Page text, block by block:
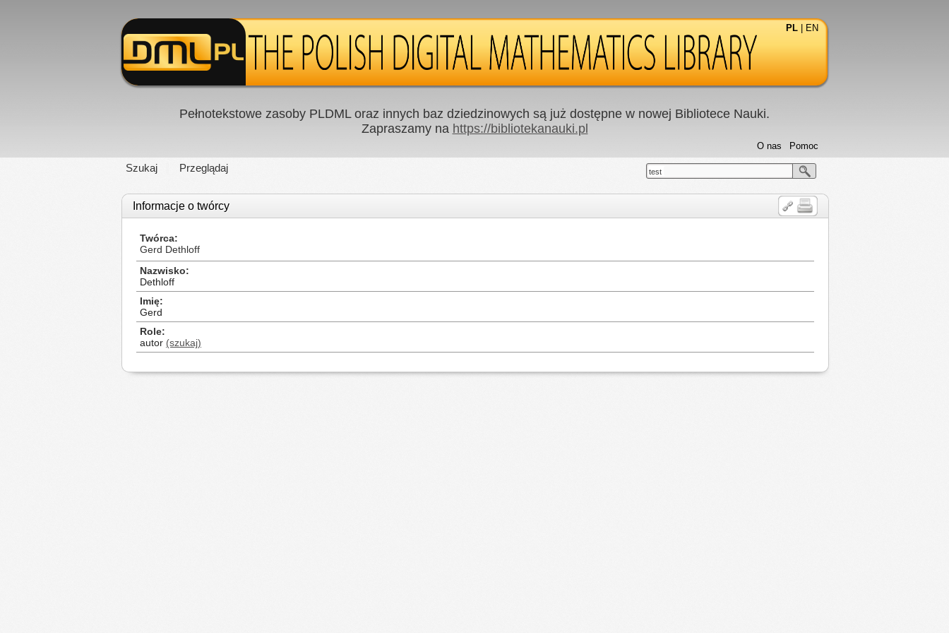
PL EN
Pełnotekstowe zasoby PLDML oraz innych baz dziedzinowych są już dostępne w nowej Bibliotece Nauki.
Zapraszamy na https://bibliotekanauki.pl
Szukaj Przeglądaj
Pomoc
O nas
test
Informacje o twórcy
Twórca
Gerd Dethloff
Nazwisko
Dethloff
Imię
Gerd
Role
autor (szukaj)